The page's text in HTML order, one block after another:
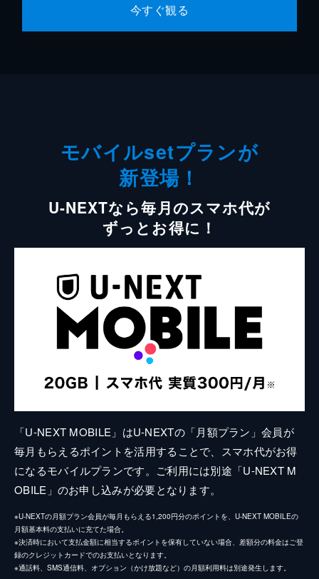
今すぐ観る
モバイルsetプランが
新登場！
U-NEXTなら毎月のスマホ代が
ずっとお得に！
「U-NEXT MOBILE」はU-NEXTの「月額プラン」会員が
毎月もらえるポイントを活用することで、スマホ代がお得
になるモバイルプランです。ご利用には別途「U-NEXT M
OBILE」のお申し込みが必要となります。
※U-NEXTの月額プラン会員が毎月もらえる1,200円分のポイントを、U-NEXT MOBILEの
月額基本料の支払いに充てた場合。
※決済時において支払金額に相当するポイントを保有していない場合、差額分の料金はご登
録のクレジットカードでのお支払いとなります。
※通話料、SMS通信料、オプション（かけ放題など）の月額利用料は別途発生します。